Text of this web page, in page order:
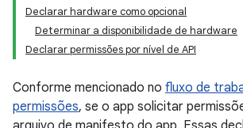
Declarar hardware como opcional
Determinar a disponibilidade de hardware
Declarar permissões por nível de API
Conforme mencionado no fluxo de
permissões, se o app solicitar